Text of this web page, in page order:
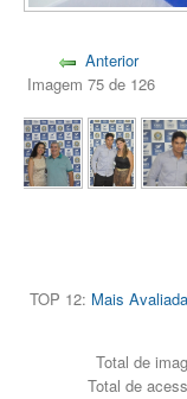
Anterior
Imagem 75 de 126
TOP 12: Mais
Total de
Total de